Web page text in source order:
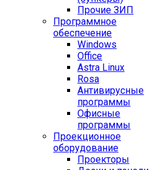
Прочие ЗИП
Программное
обеспечение
Windows
Office
Astra Linux
Rosa
Антивирусные
программы
Офисные
программы
Проекционное
оборудование
Проекторы